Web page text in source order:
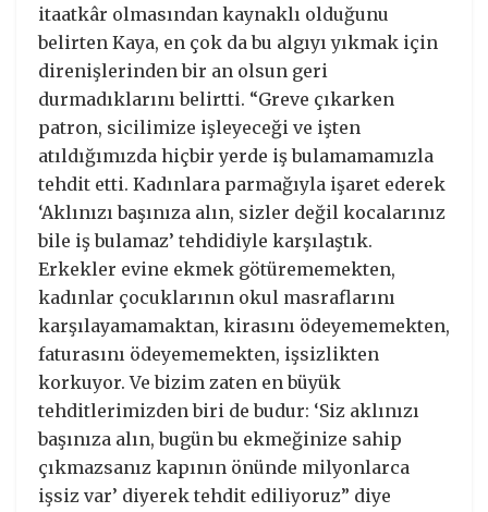
itaatkâr olmasından kaynaklı olduğunu
belirten Kaya, en çok da bu algıyı yıkmak için
direnişlerinden bir an olsun geri
durmadıklarını belirtti. “Greve çıkarken
patron, sicilimize işleyeceği ve işten
atıldığımızda hiçbir yerde iş bulamamamızla
tehdit etti. Kadınlara parmağıyla işaret ederek
‘Aklınızı başınıza alın, sizler değil kocalarınız
bile iş bulamaz’ tehdidiyle karşılaştık.
Erkekler evine ekmek götürememekten,
kadınlar çocuklarının okul masraflarını
karşılayamamaktan, kirasını ödeyememekten,
faturasını ödeyememekten, işsizlikten
korkuyor. Ve bizim zaten en büyük
tehditlerimizden biri de budur: ‘Siz aklınızı
başınıza alın, bugün bu ekmeğinize sahip
çıkmazsanız kapının önünde milyonlarca
işsiz var’ diyerek tehdit ediliyoruz” diye